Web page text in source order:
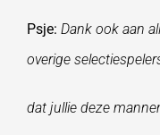
Psje: Dank ook aan
overige
dat jullie deze